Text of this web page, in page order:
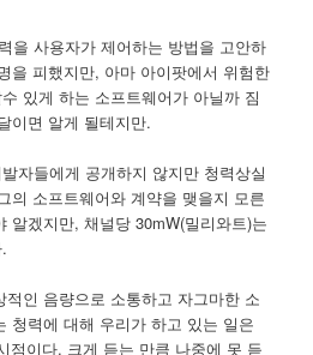
을 사용자가 제어하는 방법을 고안하
을 피했지만, 아마 아이팟에서 위험한
있게 하는 소프트웨어가 아닐까 짐
이면 알게 될테지만.
자들에게 공개하지 않지만 청력상실
의 소프트웨어와 계약을 맺을지 모른
알겠지만, 채널당 30mW(밀리와트)는
인 음량으로 소통하고 자그마한 소
청력에 대해 우리가 하고 있는 일은
점이다. 크게 듣는 만큼 나중에 못 듣